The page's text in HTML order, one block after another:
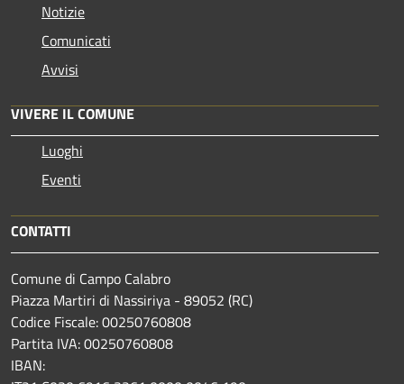
Notizie
Comunicati
Avvisi
VIVERE IL COMUNE
Luoghi
Eventi
CONTATTI
Comune di Campo Calabro
Piazza Martiri di Nassiriya - 89052 (RC)
Codice Fiscale: 00250760808
Partita IVA: 00250760808
IBAN: